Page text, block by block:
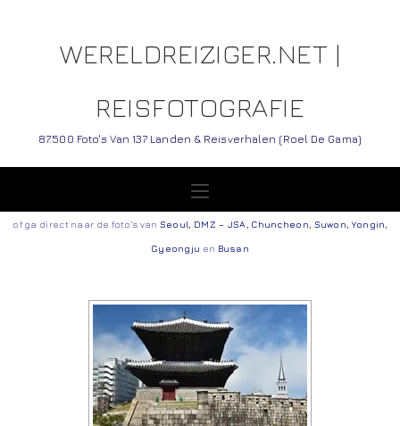
WERELDREIZIGER.NET |
REISFOTOGRAFIE
87.500 Foto's Van 137 Landen & Reisverhalen (Roel De Gama)
of ga direct naar de foto’s van Seoul DMZ – JSA Chuncheon Suwon ,Yongin
Gyeongju en Busan